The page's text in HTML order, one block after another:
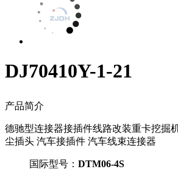
DJ70410Y-1-21
产品简介
德驰型连接器接插件线路改装重卡挖掘机插头 防水接插件 防
尘插头 汽车接插件 汽车线束连接器
国际型号： DTM06-4S